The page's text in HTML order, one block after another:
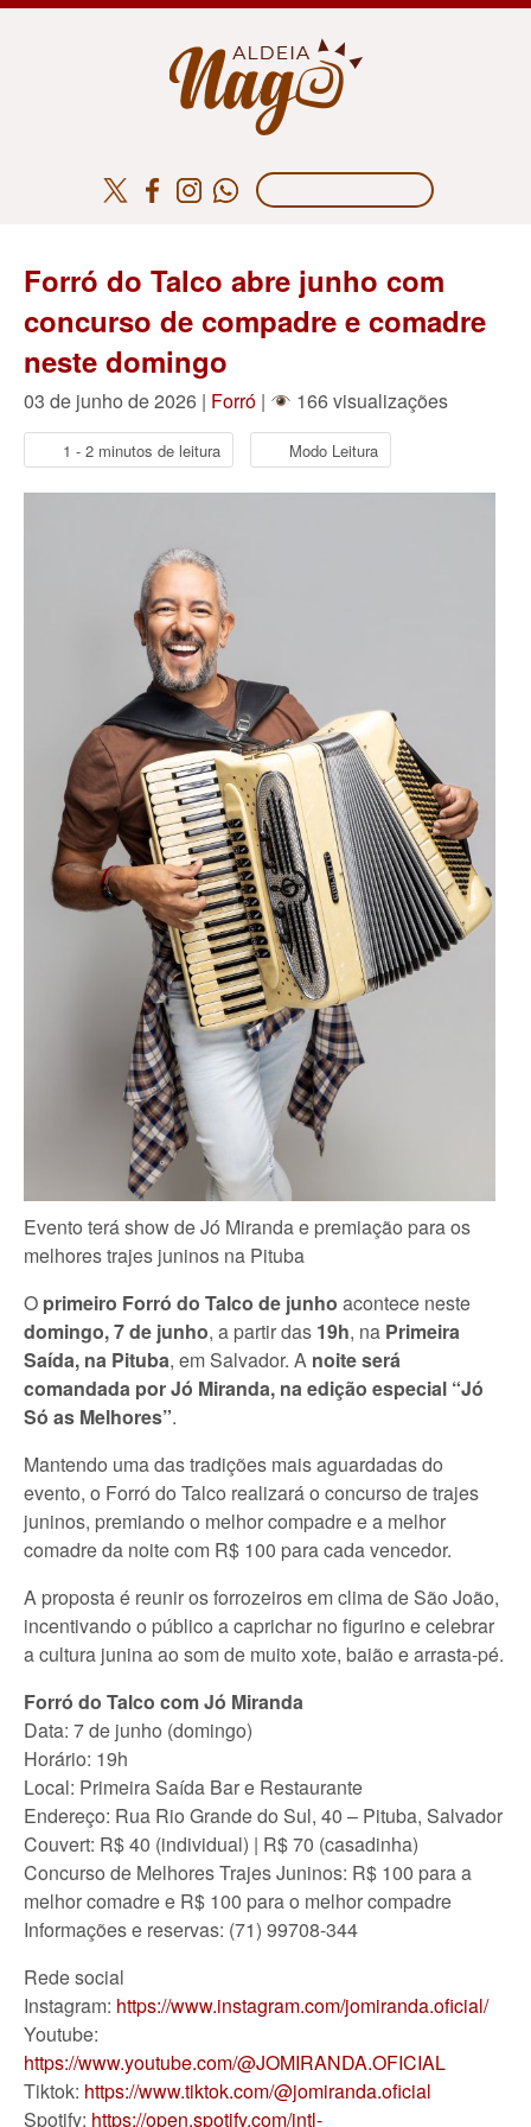
Forró do Talco abre junho com
concurso de compadre e comadre
neste domingo
03 de junho de 2026 | Forró | 166 visualizações
1 - 2 minutos de leitura Modo Leitura
Evento terá show de Jó Miranda e premiação para os
melhores trajes juninos na Pituba
O primeiro Forró do Talco de junho acontece neste
domingo, 7 de junho, a partir das 19h, na Primeira
Saída, na Pituba, em Salvador. A noite será
comandada por Jó Miranda, na edição especial “Jó
Só as Melhores”.
Mantendo uma das tradições mais aguardadas do
evento, o Forró do Talco realizará o concurso de trajes
juninos, premiando o melhor compadre e a melhor
comadre da noite com R$ 100 para cada vencedor.
A proposta é reunir os forrozeiros em clima de São João,
incentivando o público a caprichar no figurino e celebrar
a cultura junina ao som de muito xote, baião e arrasta-pé.
Forró do Talco com Jó Miranda
Data: 7 de junho (domingo)
Horário: 19h
Local: Primeira Saída Bar e Restaurante
Endereço: Rua Rio Grande do Sul, 40 – Pituba, Salvador
Couvert: R$ 40 (individual) | R$ 70 (casadinha)
Concurso de Melhores Trajes Juninos: R$ 100 para a
melhor comadre e R$ 100 para o melhor compadre
Informações e reservas: (71) 99708-344
Rede social
Instagram: https://www.instagram.com/jomiranda.oficial/
Youtube:
https://www.youtube.com/@JOMIRANDA.OFICIAL
Tiktok: https://www.tiktok.com/@jomiranda.oficial
Spotify: https://open.spotify.com/intl-